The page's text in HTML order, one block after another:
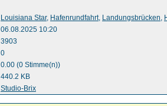
Louisiana Star, Hafenrundfahrt, Landungsbrücken,
06.08.2025 10:20
3903
0
0.00 (0 Stimme(n))
440.2 KB
Studio-Brix